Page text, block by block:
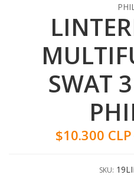
SWAT
$10.300 CLP
SKU: